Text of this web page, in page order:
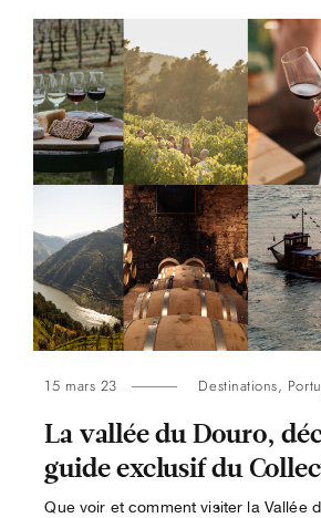
15 mars 23 Destinations,
La vallée du Douro,
guide exclusif du
Que voir et comment visiter la Vallée